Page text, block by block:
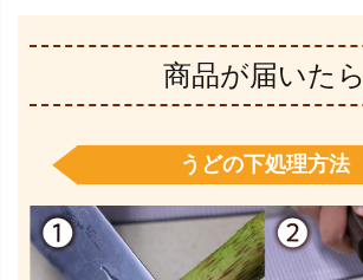
商品が届いたら
うどの下処理方法